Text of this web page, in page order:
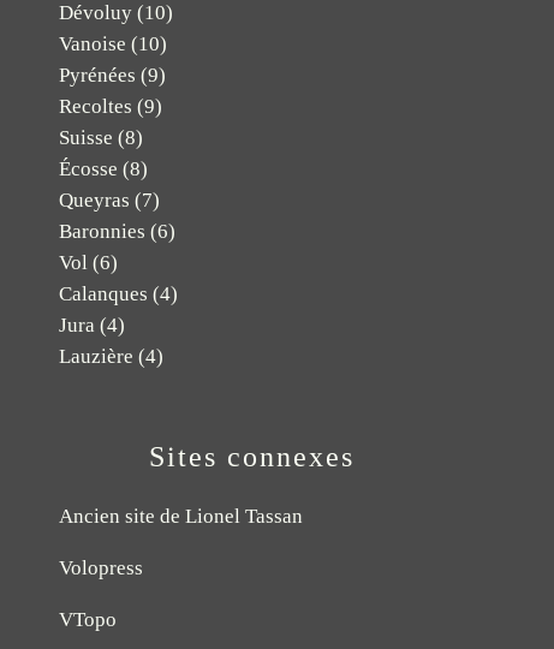
Dévoluy (10)
Vanoise (10)
Pyrénées (9)
Recoltes (9)
Suisse (8)
Écosse (8)
Queyras (7)
Baronnies (6)
Vol (6)
Calanques (4)
Jura (4)
Lauzière (4)
Sites connexes
Ancien site de Lionel Tassan
Volopress
VTopo